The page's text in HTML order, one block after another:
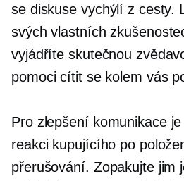
se diskuse vychýlí z cesty.
svých vlastních
vyjádříte skutečnou
pomoci cítit se kolem vás
Pro zlepšení komunikace
reakci kupujícího po
přerušování. Zopakujte jim